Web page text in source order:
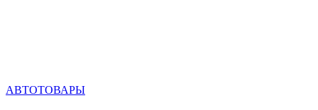
АВТОТОВАРЫ